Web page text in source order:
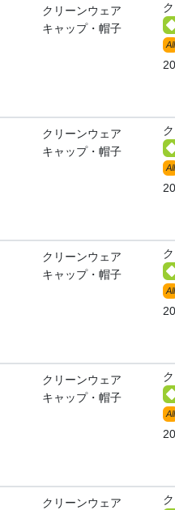
クリーンウェア
キャップ・帽子
All
クリーンウェア
キャップ・帽子
All
クリーンウェア
キャップ・帽子
All
クリーンウェア
キャップ・帽子
All
クリーンウェア